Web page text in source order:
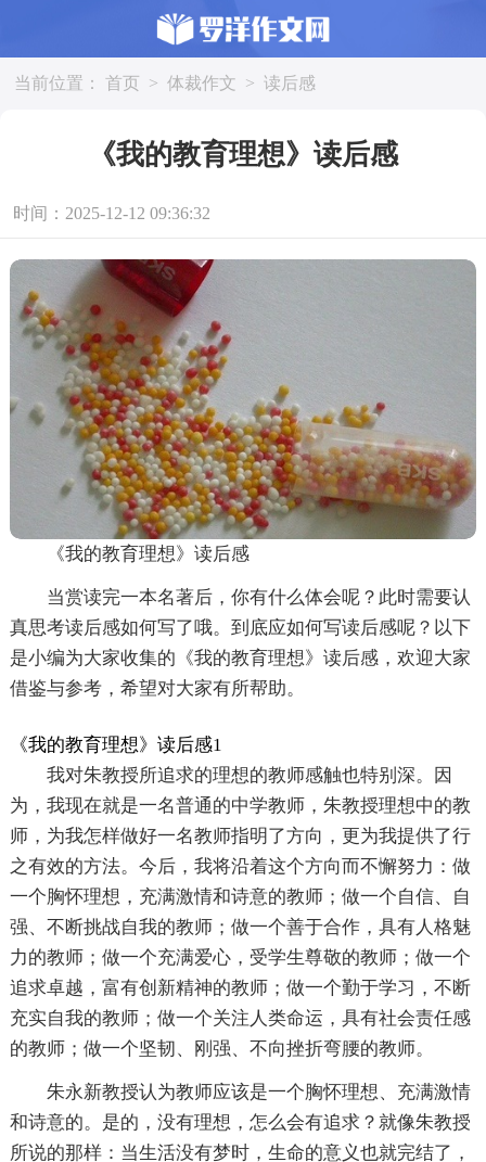
当前位置： 首页 > 体裁作文 > 读后感
《我的教育理想》读后感
时间：2025-12-12 09:36:32
《我的教育理想》读后感
当赏读完一本名著后，你有什么体会呢？此时需要认
真思考读后感如何写了哦。到底应如何写读后感呢？以下
是小编为大家收集的《我的教育理想》读后感，欢迎大家
借鉴与参考，希望对大家有所帮助。
《我的教育理想》读后感1
我对朱教授所追求的理想的教师感触也特别深。因
为，我现在就是一名普通的中学教师，朱教授理想中的教
师，为我怎样做好一名教师指明了方向，更为我提供了行
之有效的方法。今后，我将沿着这个方向而不懈努力：做
一个胸怀理想，充满激情和诗意的教师；做一个自信、自
强、不断挑战自我的教师；做一个善于合作，具有人格魅
力的教师；做一个充满爱心，受学生尊敬的教师；做一个
追求卓越，富有创新精神的教师；做一个勤于学习，不断
充实自我的教师；做一个关注人类命运，具有社会责任感
的教师；做一个坚韧、刚强、不向挫折弯腰的教师。
朱永新教授认为教师应该是一个胸怀理想、充满激情
和诗意的。是的，没有理想，怎么会有追求？就像朱教授
所说的那样：当生活没有梦时，生命的意义也就完结了，